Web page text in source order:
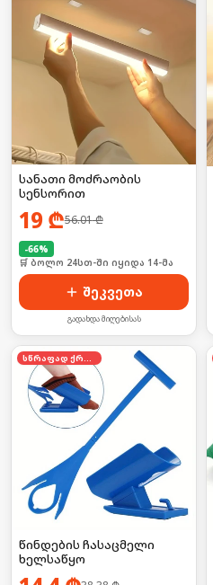
სანათი მოძრაობის
სენსორით
19 ₾56.01₾
-66%
🛒 ბოლო 24სთ-ში იყიდა 14-მა
შეკვეთა
გადახდა მიღებისას
სწრაფად ქრება
წინდების ჩასაცმელი
ხელსაწყო